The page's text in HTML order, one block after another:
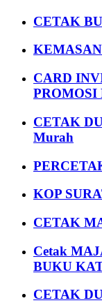
CETAK
CARD
PROMOSI
CETAK
Murah
KOP
CETAK
Cetak
BUKU
CETAK